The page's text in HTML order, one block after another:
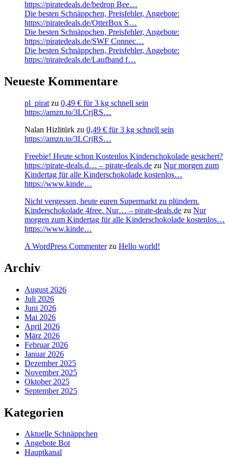
https://piratedeals.de/bedrop Bee…
Die besten Schnäppchen, Preisfehler, Angebote:
https://piratedeals.de/OtterBox S…
Die besten Schnäppchen, Preisfehler, Angebote:
https://piratedeals.de/SWF Connec…
Die besten Schnäppchen, Preisfehler, Angebote:
https://piratedeals.de/Laufband f…
Neueste Kommentare
pl_pirat zu 0,49 € für 3 kg schnell sein
https://amzn.to/3LCrjRS…
Nalan Hizlitürk zu 0,49 € für 3 kg schnell sein
https://amzn.to/3LCrjRS…
Freebie! Heute schon Kostenlos Kinderschokolade gesichert?
https://pirate-deals.d… – pirate-deals.de zu Nur morgen zum
Kindertag für alle Kinderschokolade kostenlos…
https://www.kinde…
Nicht vergessen, heute euren Supermarkt zu plündern.
Kinderschokolade 4free. Nur… – pirate-deals.de zu Nur
morgen zum Kindertag für alle Kinderschokolade kostenlos…
https://www.kinde…
A WordPress Commenterzu Hello world!
Archiv
August 2026
Juli 2026
Juni 2026
Mai 2026
April 2026
März 2026
Februar 2026
Januar 2026
Dezember 2025
November 2025
Oktober 2025
September 2025
Kategorien
Aktuelle Schnäppchen
Angebote Bot
Hauptkanal